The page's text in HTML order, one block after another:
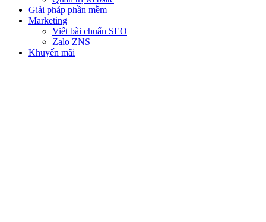
Giải pháp phần mềm
Marketing
Viết bài chuẩn SEO
Zalo ZNS
Khuyến mãi